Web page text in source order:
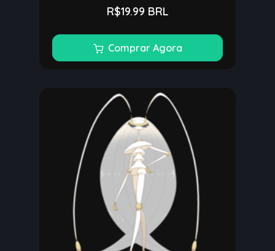
R$19.99 BRL
Comprar Agora